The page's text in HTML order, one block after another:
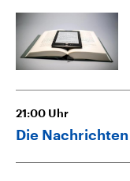
21:00 Uhr
Die Nachrichten